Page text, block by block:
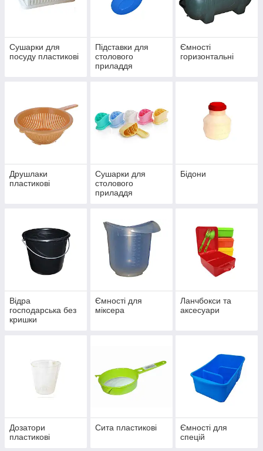
Сушарки для
посуду пластикові
Підставки для
столового
приладдя
Ємності
горизонтальні
Друшлаки
пластикові
Сушарки для
столового
приладдя
Бідони
Відра
господарська без
кришки
Ємності для
міксера
Ланчбокси та
аксесуари
Дозатори
пластикові
Сита пластикові
Ємності для
спецій